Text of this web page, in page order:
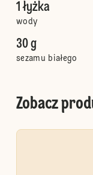
1 łyżka
wody
30 g
sezamu białego
Zobacz